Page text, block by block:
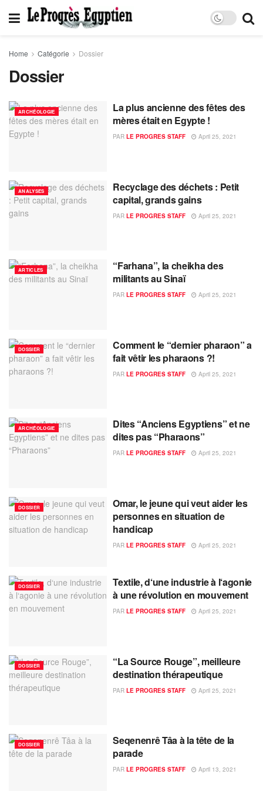
Home Catégorie Dossier
Dossier
ARCHÉOLOGIE
La plus ancienne des fêtes des
mères était en Egypte !
PAR LE PROGRES STAFF April 25, 2021
ANALYSES
Recyclage des déchets : Petit
capital, grands gains
PAR LE PROGRES STAFF April 25, 2021
ARTICLES
“Farhana”, la cheikha des
militants au Sinaï
PAR LE PROGRES STAFF April 25, 2021
DOSSIER
Comment le “dernier pharaon” a
fait vêtir les pharaons ?!
PAR LE PROGRES STAFF April 25, 2021
ARCHÉOLOGIE
Dites “Anciens Egyptiens” et ne
dites pas “Pharaons”
PAR LE PROGRES STAFF April 25, 2021
DOSSIER
Omar, le jeune qui veut aider les
personnes en situation de
handicap
PAR LE PROGRES STAFF April 25, 2021
DOSSIER
Textile, d‘une industrie à l‘agonie
à une révolution en mouvement
PAR LE PROGRES STAFF April 25, 2021
DOSSIER
“La Source Rouge”, meilleure
destination thérapeutique
PAR LE PROGRES STAFF April 25, 2021
DOSSIER
Seqenenrê Tâa à la tête de la
parade
PAR LE PROGRES STAFF April 13, 2021